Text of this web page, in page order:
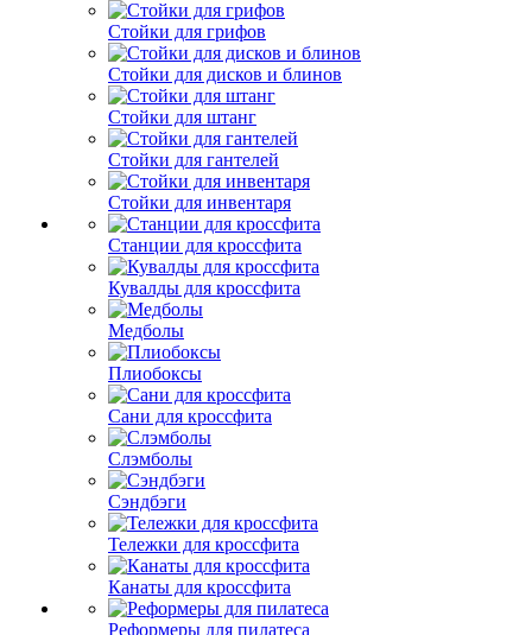
Стойки для грифов
Стойки для дисков и блинов
Стойки для штанг
Стойки для гантелей
Стойки для инвентаря
Станции для кроссфита
Кувалды для кроссфита
Медболы
Плиобоксы
Сани для кроссфита
Слэмболы
Сэндбэги
Тележки для кроссфита
Канаты для кроссфита
Реформеры для пилатеса